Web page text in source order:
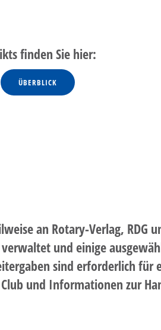
finden Sie hier:
ÜBERBLICK
an Rotary-Verlag, RDG
und einige
sind erforderlich für
und Informationen zur